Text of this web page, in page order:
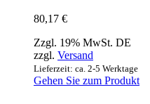
80,17 €
Zzgl. 19% MwSt. DE
zzgl. Versand
Lieferzeit: ca. 2-5 Werktage
Gehen Sie zum Produkt